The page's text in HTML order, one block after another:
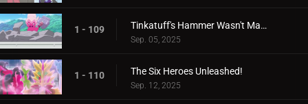
1 - 109 Tinkatuff's Hammer Wasn't Made in a Year!
Sep. 05, 2025
1 - 110 The Six Heroes Unleashed!
Sep. 12, 2025